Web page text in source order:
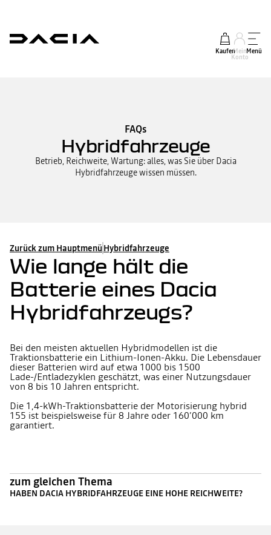
KaufenMein
Konto
Menü
FAQs
Hybridfahrzeuge
Betrieb, Reichweite, Wartung: alles, was Sie über Dacia
Hybridfahrzeuge wissen müssen.
Zurück zum Hauptmenü Hybridfahrzeuge
Wie lange hält die
Batterie eines Dacia
Hybridfahrzeugs?
Bei den meisten aktuellen Hybridmodellen ist die
Traktionsbatterie ein Lithium-Ionen-Akku. Die Lebensdauer
dieser Batterien wird auf etwa 1000 bis 1500
Lade-/Entladezyklen geschätzt, was einer Nutzungsdauer
von 8 bis 10 Jahren entspricht.
Die 1,4-kWh-Traktionsbatterie der Motorisierung hybrid
155 ist beispielsweise für 8 Jahre oder 160’000 km
garantiert.
zum gleichen Thema
HABEN DACIA HYBRIDFAHRZEUGE EINE HOHE REICHWEITE?